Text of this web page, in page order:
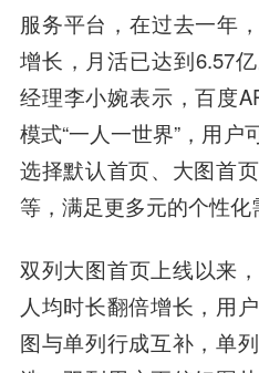
服务平台，在过去一年
增长，月活已达到6.57
经理李小婉表示，百度
模式“一人一世界”，用
选择默认首页、大图首
等，满足更多元的个性化
双列大图首页上线以来
人均时长翻倍增长，用
图与单列行成互补，单